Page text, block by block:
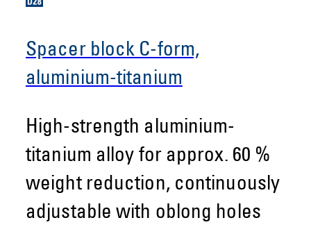
Spacer block C-form,
aluminium-titanium
High-strength aluminium-
titanium alloy for approx. 60 %
weight reduction, continuously
adjustable with oblong holes